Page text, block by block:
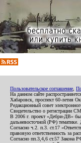
Пользовательское соглашение
На данном сайте
Хабаровск, проспект 60-летия
Редакционный совет
Свидетельство о регистрации
В 2006 г. проект «Дебри-ДВ»
дальневосточной (РФ)
Согласно ч.2. п.3. ст.17
правовую ответственность за
Согласно пп.3,4,6 ст.57 Закона